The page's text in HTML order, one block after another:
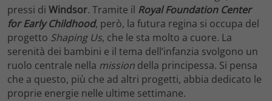
pressi di Windsor. Tramite il Royal Foundation Center
for Early Childhood, però, la futura regina si occupa del
progetto Shaping Us, che le sta molto a cuore. La
serenità dei bambini e il tema dell’infanzia svolgono un
ruolo centrale nella mission della principessa. Si pensa
che a questo, più che ad altri progetti, abbia dedicato le
proprie energie nelle ultime settimane.